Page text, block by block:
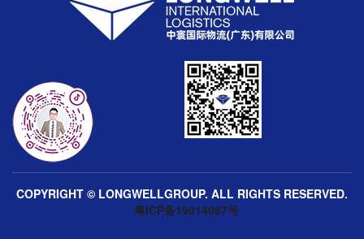
COPYRIGHT © LONGWELLGROUP. ALL RIGHTS RESERVED.
粤ICP备19014087号